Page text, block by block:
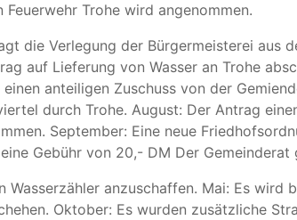
Trohe wird angenommen.
die Verlegung der Bürgermeisterei aus
auf Lieferung von Wasser an Trohe
anteiligen Zuschuss von der
durch Trohe. August: Der Antrag
September: Eine neue
Gebühr von 20,- DM Der
Wasserzähler anzuschaffen. Mai: Es
Oktober: Es wurden zusätzliche